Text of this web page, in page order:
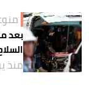
بعد
منذ